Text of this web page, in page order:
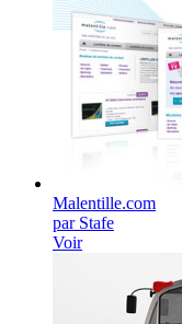
Malentille.com
par Stafe
Voir